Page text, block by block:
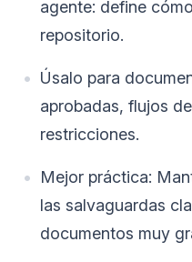
agente: define
repositorio.
Úsalo para
aprobadas, flujos
restricciones.
Mejor práctica:
las salvaguardas
documentos muy